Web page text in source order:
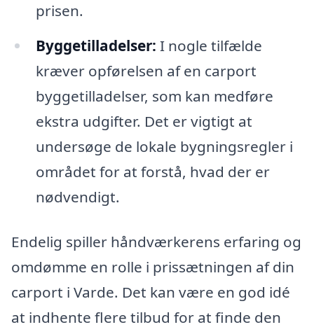
prisen.
Byggetilladelser: I nogle tilfælde
kræver opførelsen af en carport
byggetilladelser, som kan medføre
ekstra udgifter. Det er vigtigt at
undersøge de lokale bygningsregler i
området for at forstå, hvad der er
nødvendigt.
Endelig spiller håndværkerens erfaring og
omdømme en rolle i prissætningen af din
carport i Varde. Det kan være en god idé
at indhente flere tilbud for at finde den